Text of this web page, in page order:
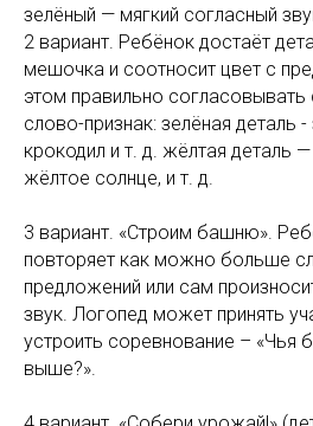
зелёный — мягкий согласный
2 вариант. Ребёнок достаёт
мешочка и соотносит цвет с
этом правильно согласовывать
слово-признак: зелёная деталь
крокодил и т. д. жёлтая деталь
жёлтое солнце, и т. д.
3 вариант. «Строим башню».
повторяет как можно больше
предложений или сам
звук. Логопед может принять
устроить соревнование – «Чья
выше?».